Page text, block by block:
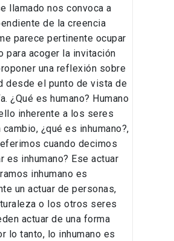
llamado nos convoca a
de la creencia
parece pertinente ocupar
para acoger la invitación
una reflexión sobre
desde el punto de vista de
¿Qué es humano? Humano
inherente a los seres
cambio, ¿qué es inhumano?,
cuando decimos
es inhumano? Ese actuar
inhumano es
un actuar de personas,
o los otros seres
actuar de una forma
lo tanto, lo inhumano es